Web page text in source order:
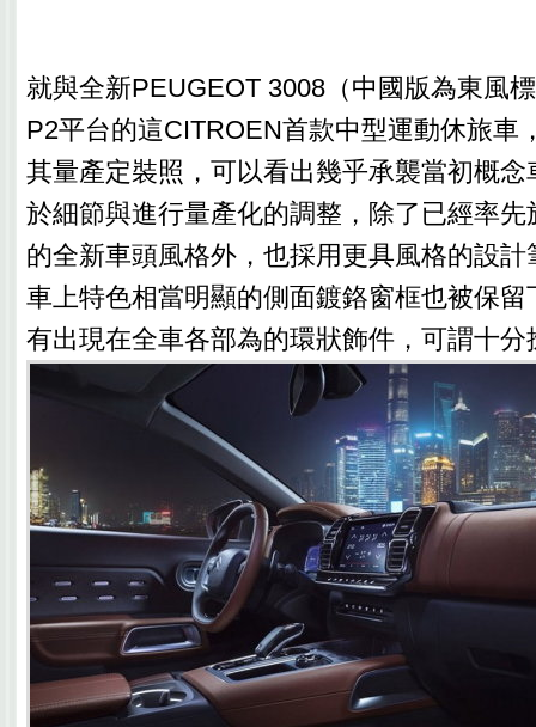
就與全新PEUGEOT 3008（中國版為東風
P2平台的這CITROEN首款中型運動休旅車
其量產定裝照，可以看出幾乎承襲當初概
於細節與進行量產化的調整，除了已經率
的全新車頭風格外，也採用更具風格的設
車上特色相當明顯的側面鍍鉻窗框也被保
有出現在全車各部為的環狀飾件，可謂十分